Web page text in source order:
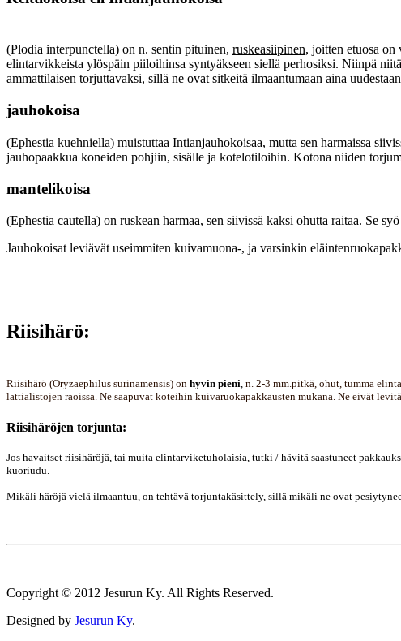
(Plodia interpunctella) on n. sentin pituinen, ruskeasiipinen, joitten etuosa
elintarvikkeista ylöspäin piiloihinsa syntyäkseen siellä perhosiksi. Niinpä
ammattilaisen torjuttavaksi, sillä ne ovat sitkeitä ilmaantumaan aina
jauhokoisa
(Ephestia kuehniella) muistuttaa Intianjauhokoisaa, mutta sen harmaissa
jauhopaakkua koneiden pohjiin, sisälle ja kotelotiloihin. Kotona niiden
mantelikoisa
(Ephestia cautella) on ruskean harmaa, sen siivissä kaksi ohutta raitaa. Se
Jauhokoisat leviävät useimmiten kuivamuona-, ja varsinkin
Riisihärö:
Riisihärö (Oryzaephilus surinamensis) on hyvin pieni n. 2-3 mm.pitkä, ohut, tumma
lattialistojen raoissa. Ne saapuvat koteihin kuivaruokapakkausten mukana. Ne eivät
Riisihäröjen torjunta:
Jos havaitset riisihäröjä, tai muita elintarviketuholaisia, tutki / hävitä saastuneet
kuoriudu.
Mikäli häröjä vielä ilmaantuu, on tehtävä torjuntakäsittely, sillä mikäli ne ovat
Copyright © 2012 Jesurun Ky. All Rights Reserved.
Designed by Jesurun Ky.